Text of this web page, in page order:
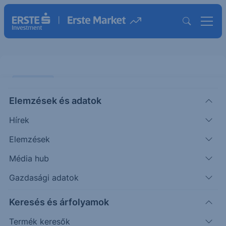
Elemzések és adatok
Hírek
Elemzések
Média hub
Gazdasági adatok
Keresés és árfolyamok
Termék keresők
Keleten
Donald Trump tegnap arról beszélt, hogy nem
elégedett a tárgyalásokkal, és emiatt fegyverekkel